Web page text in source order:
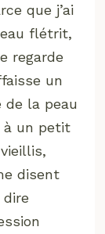
que j’ai
flétrit,
regarde
un
de la peau
à un petit
disent